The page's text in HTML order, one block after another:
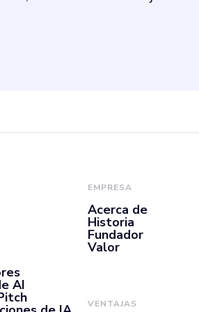
AI
EMPRESA
Acerca de
Historia
Fundador
Valor
VENTAJAS